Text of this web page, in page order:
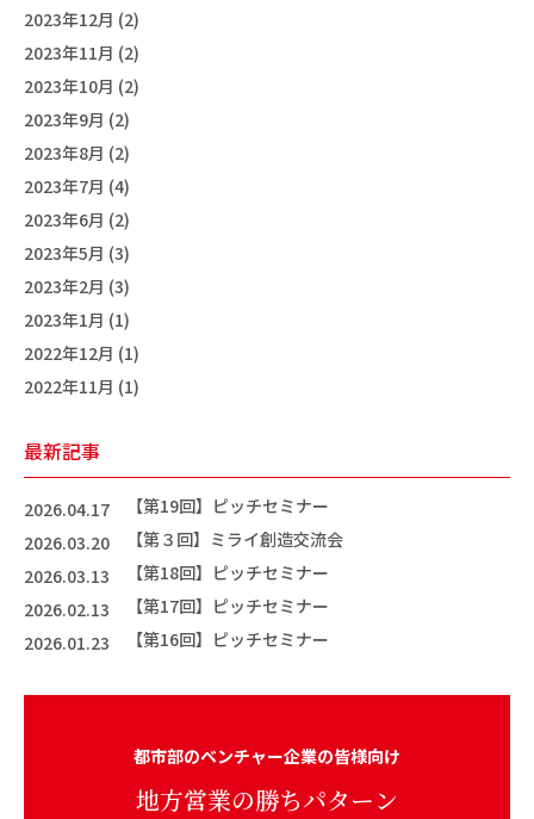
2023年12月 (2)
2023年11月 (2)
2023年10月 (2)
2023年9月 (2)
2023年8月 (2)
2023年7月 (4)
2023年6月 (2)
2023年5月 (3)
2023年2月 (3)
2023年1月 (1)
2022年12月 (1)
2022年11月 (1)
最新記事
2026.04.17
【第19回】ピッチセミナー
2026.03.20
【第３回】ミライ創造交流会
2026.03.13
【第18回】ピッチセミナー
2026.02.13
【第17回】ピッチセミナー
2026.01.23
【第16回】ピッチセミナー
都市部のベンチャー企業の皆様向け
地方営業の勝ちパターン